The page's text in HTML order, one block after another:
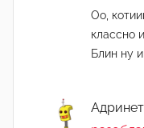
Оо,
классно
Блин ну